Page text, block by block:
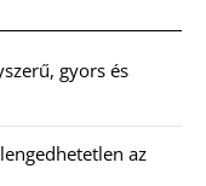
gyors és
az